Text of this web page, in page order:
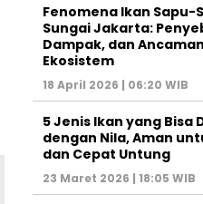
Fenomena Ikan Sapu-
Sungai Jakarta:
Dampak, dan
Ekosistem
18 April 2026 | 06:20 WIB
5 Jenis Ikan yang Bisa
dengan Nila, Aman
dan Cepat Untung
23 Maret 2026 | 18:05 WIB